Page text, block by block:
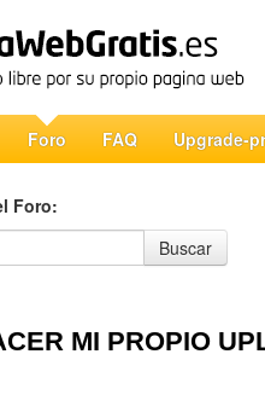
Foro FAQ Upgrade-
Foro:
Buscar
MI PROPIO